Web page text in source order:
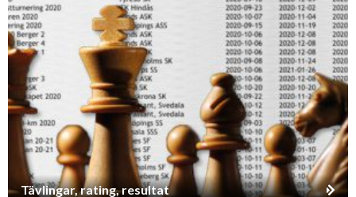
Tävlingar, rating, resultat